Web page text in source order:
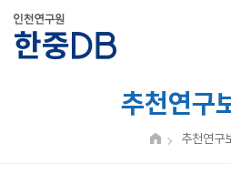
추천연구
추천연구